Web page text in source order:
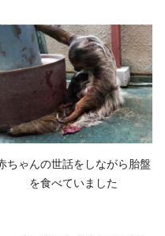
ちゃんの世話をしながら胎盤
を食べていました